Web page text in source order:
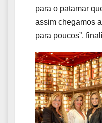
para o patamar
assim chegamos
para poucos”,